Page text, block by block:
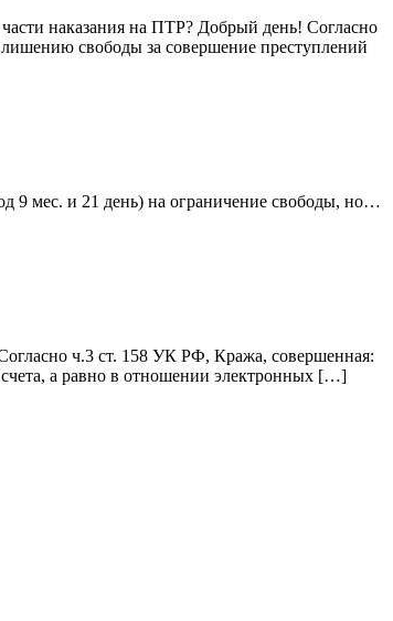
наказания на ПТР? Добрый день! Согласно
свободы за совершение преступлений
9 мес. и 21 день) на ограничение свободы, но…
ч.3 ст. 158 УК РФ, Кража, совершенная:
а равно в отношении электронных […]